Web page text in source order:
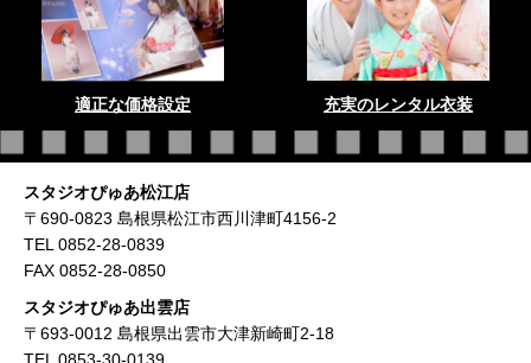
適正な価格設定 充実のレンタル衣装
スタジオぴゅあ松江店
〒690-0823 島根県松江市西川津町4156-2
TEL 0852-28-0839
FAX 0852-28-0850
スタジオぴゅあ出雲店
〒693-0012 島根県出雲市大津新崎町2-18